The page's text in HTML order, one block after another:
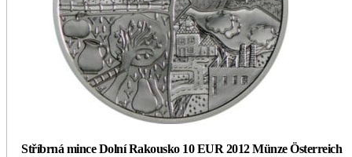
Stříbrná mince Dolní Rakousko 10 EUR 2012 Münze Österreich